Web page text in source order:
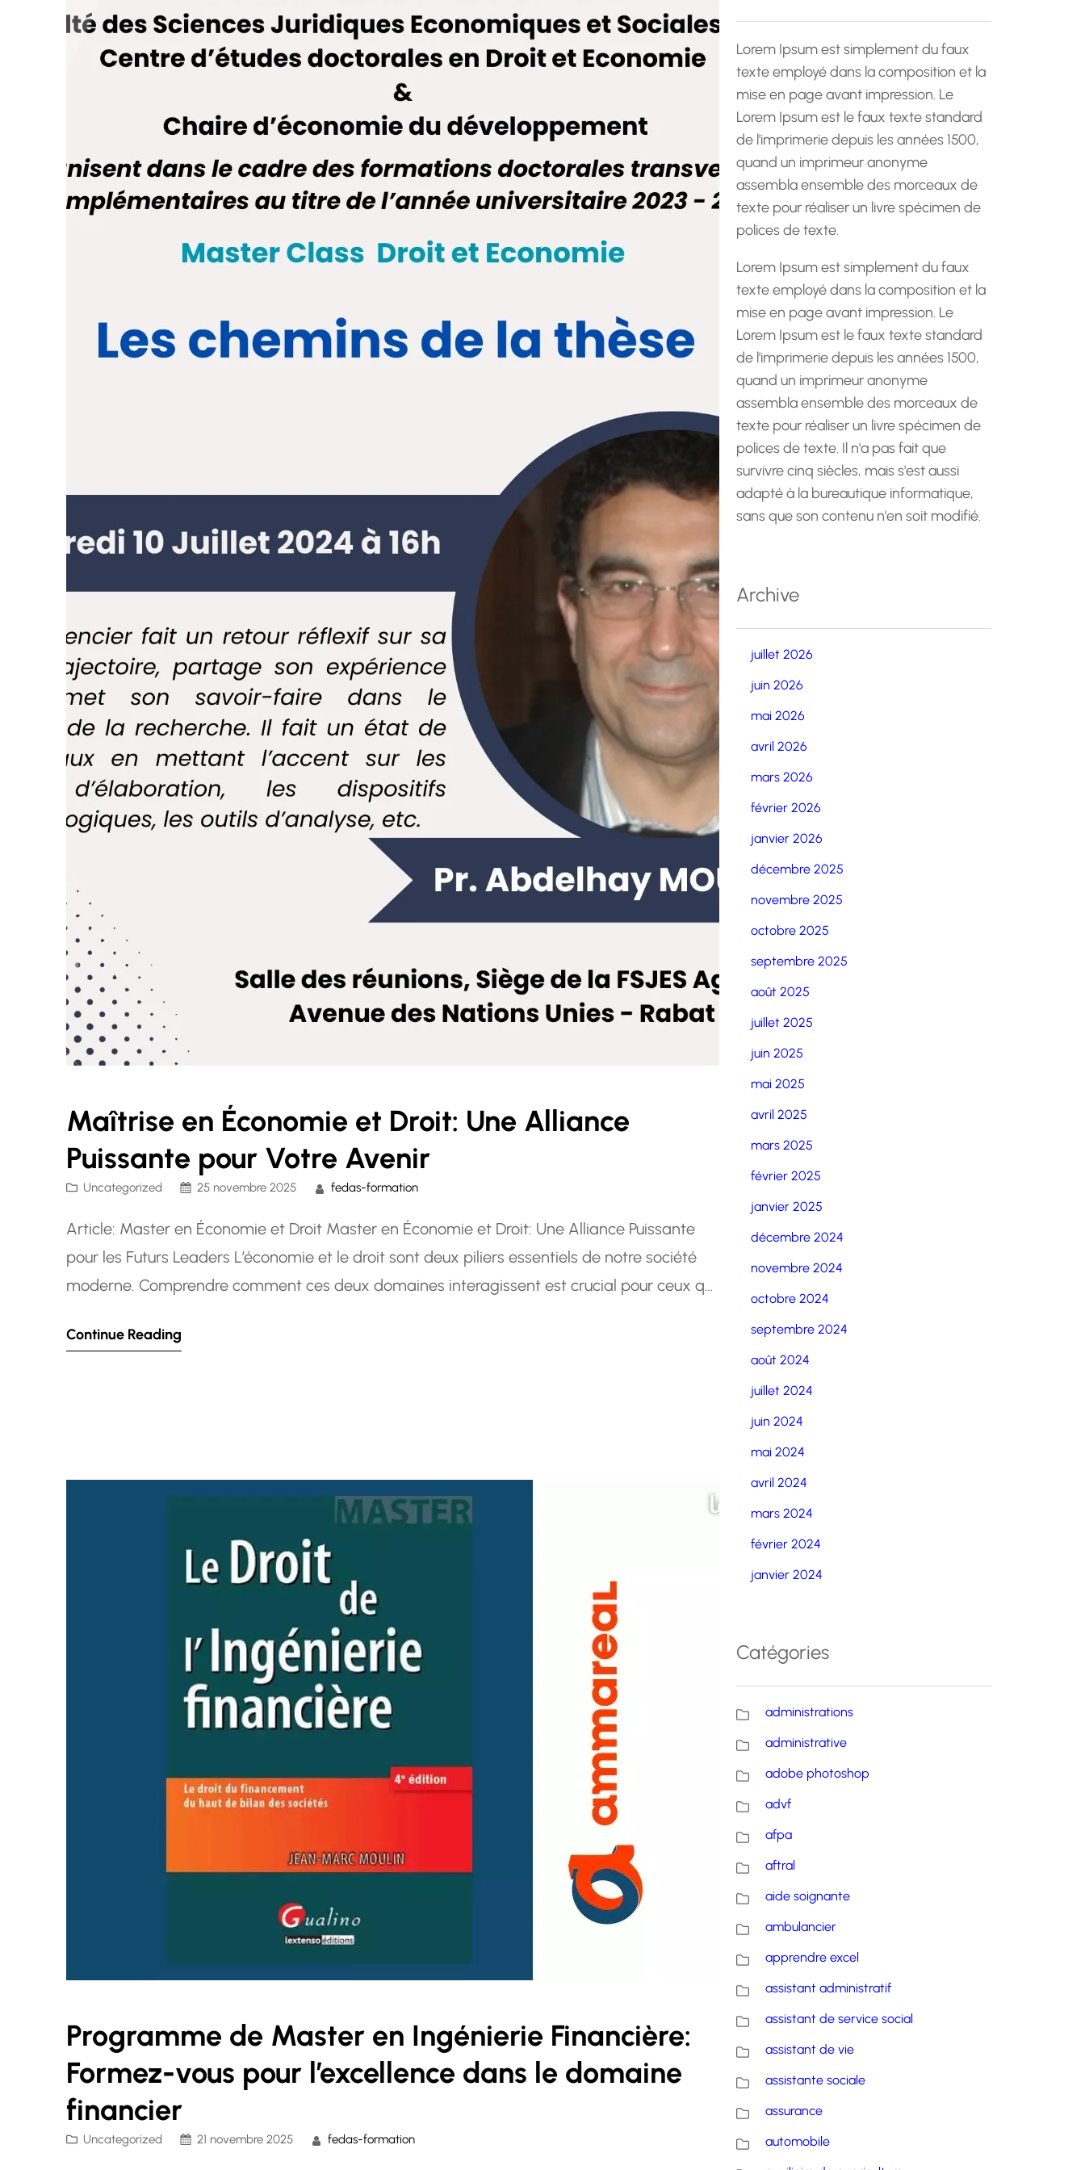
Maîtrise en Économie et Droit: Une Alliance
Puissante pour Votre Avenir
Uncategorized 25 novembre 2025 fedas-formation
Article: Master en Économie et Droit Master en Économie et Droit: Une Alliance Puissante
pour les Futurs Leaders L’économie et le droit sont deux piliers essentiels de notre société
moderne. Comprendre comment ces deux domaines interagissent est crucial pour ceux qui
Continue Reading
Programme de Master en Ingénierie Financière:
Formez-vous pour l’excellence dans le domaine
financier
Uncategorized 21 novembre 2025 fedas-formation
h
e
Lorem Ipsum est simplement du faux
texte employé dans la composition et la
mise en page avant impression. Le
Lorem Ipsum est le faux texte standard
de l'imprimerie depuis les années 1500,
quand un imprimeur anonyme
assembla ensemble des morceaux de
texte pour réaliser un livre spécimen de
polices de texte.
Lorem Ipsum est simplement du faux
texte employé dans la composition et la
mise en page avant impression. Le
Lorem Ipsum est le faux texte standard
de l'imprimerie depuis les années 1500,
quand un imprimeur anonyme
assembla ensemble des morceaux de
texte pour réaliser un livre spécimen de
polices de texte. Il n'a pas fait que
survivre cinq siècles, mais s'est aussi
adapté à la bureautique informatique,
sans que son contenu n'en soit modifié.
Archive
juillet 2026
juin 2026
mai 2026
avril 2026
mars 2026
février 2026
janvier 2026
décembre 2025
novembre 2025
octobre 2025
septembre 2025
août 2025
juillet 2025
juin 2025
mai 2025
avril 2025
mars 2025
février 2025
janvier 2025
décembre 2024
novembre 2024
octobre 2024
septembre 2024
août 2024
juillet 2024
juin 2024
mai 2024
avril 2024
mars 2024
février 2024
janvier 2024
Catégories
administrations
administrative
adobe photoshop
advf
afpa
aftral
aide soignante
ambulancier
apprendre excel
assistant administratif
assistant de service social
assistant de vie
assistante sociale
assurance
automobile